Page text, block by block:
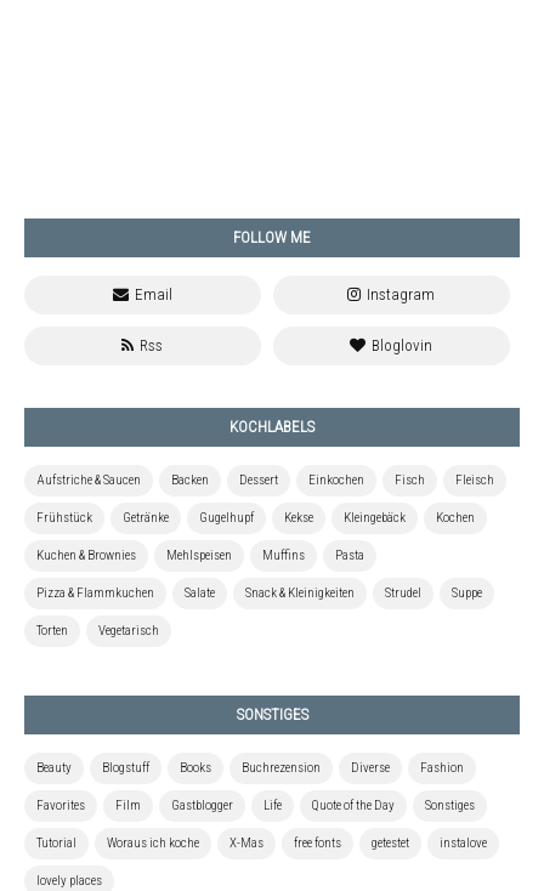
FOLLOW ME
KOCHLABELS
Aufstriche & Saucen Backen Dessert Einkochen Fisch Fleisch
Frühstück Getränke Gugelhupf Kekse Kleingebäck Kochen
Kuchen & Brownies Mehlspeisen Muffins Pasta
Pizza & Flammkuchen Salate Snack & Kleinigkeiten Strudel Suppe
Torten Vegetarisch
SONSTIGES
Beauty Blogstuff Books Buchrezension Diverse Fashion
Favorites Film Gastblogger Life Quote of the Day Sonstiges
Tutorial Woraus ich koche X-Mas free fonts getestet instalove
lovely places